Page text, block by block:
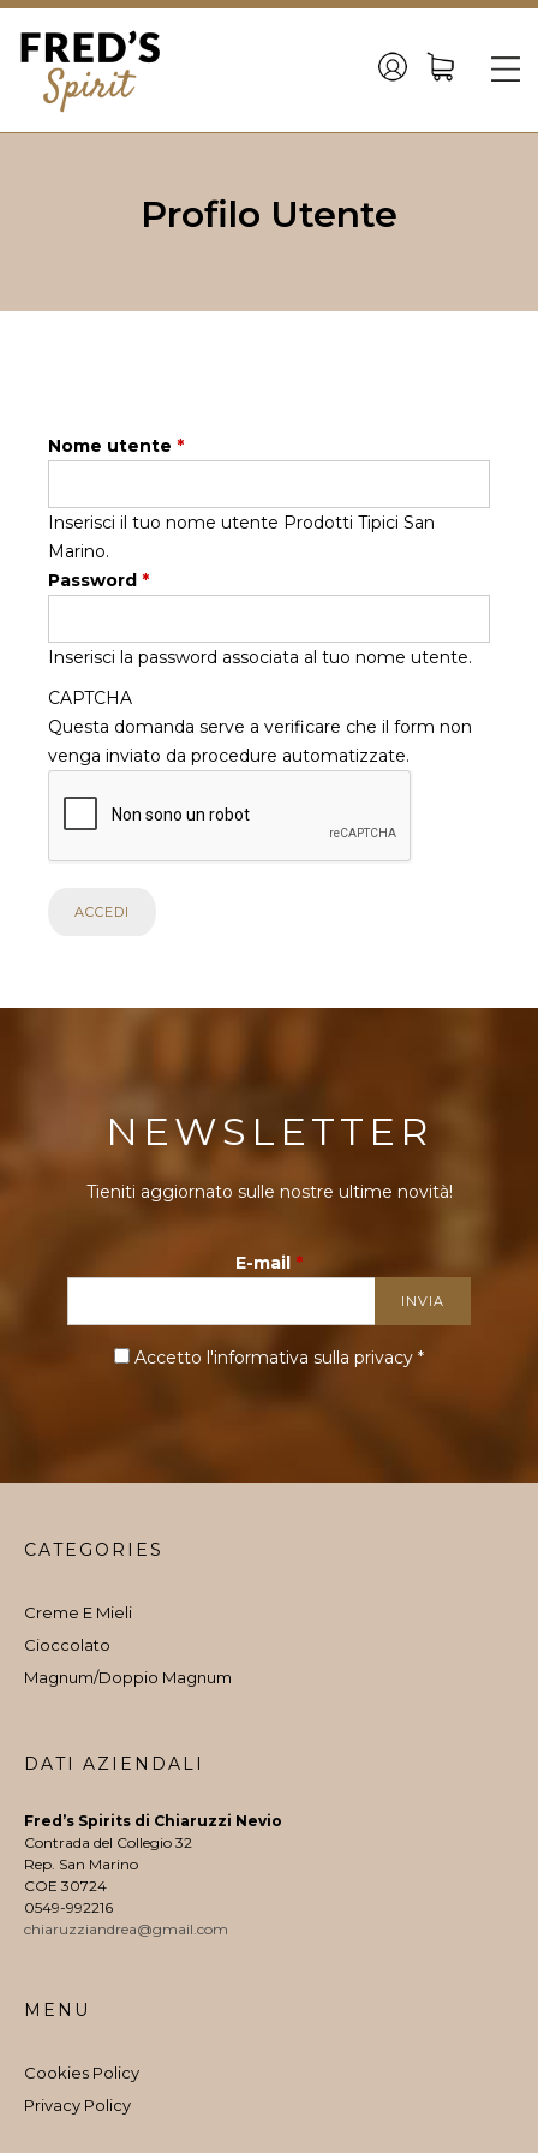
☰
Profilo Utente
Nome utente *
Inserisci il tuo nome utente Prodotti Tipici San
Marino.
Password *
Inserisci la password associata al tuo nome utente.
CAPTCHA
Questa domanda serve a verificare che il form non
venga inviato da procedure automatizzate.
NEWSLETTER
Tieniti aggiornato sulle nostre ultime novità!
E-mail *
Accetto l'informativa sulla privacy *
DATI AZIENDALI
Fred’s Spirits di Chiaruzzi Nevio
Contrada del Collegio 32
Rep. San Marino
COE 30724
0549-992216
chiaruzziandrea@gmail.com
CATEGORIES
Creme E Mieli
Cioccolato
Magnum/Doppio Magnum
MENU
Cookies Policy
Privacy Policy